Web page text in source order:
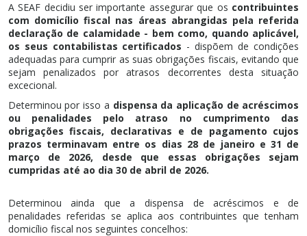
A SEAF decidiu ser importante assegurar que os contribuintes
com domicílio fiscal nas áreas abrangidas pela referida
declaração de calamidade - bem como, quando aplicável,
os seus contabilistas certificados - dispõem de condições
adequadas para cumprir as suas obrigações fiscais, evitando que
sejam penalizados por atrasos decorrentes desta situação
excecional.
Determinou por isso a dispensa da aplicação de acréscimos
ou penalidades pelo atraso no cumprimento das
obrigações fiscais, declarativas e de pagamento cujos
prazos terminavam entre os dias 28 de janeiro e 31 de
março de 2026, desde que essas obrigações sejam
cumpridas até ao dia 30 de abril de 2026.
Determinou ainda que a dispensa de acréscimos e de
penalidades referidas se aplica aos contribuintes que tenham
domicílio fiscal nos seguintes concelhos: